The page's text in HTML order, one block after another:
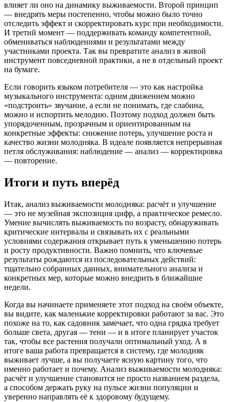
влияет ли оно на динамику выживаемости. Второй принцип
— внедрять меры постепенно, чтобы можно было точно
отследить эффект и скорректировать курс при необходимости.
И третий момент — поддерживать команду компетентной,
обмениваться наблюдениями и результатами между
участниками проекта. Так вы превратите анализ в живой
инструмент повседневной практики, а не в отдельный проект
на бумаге.
Если говорить языком потребителя — это как настройка
музыкального инструмента: одним движением можно
«подстроить» звучание, а если не понимать, где слабина,
можно и испортить мелодию. Поэтому подход должен быть
упорядоченным, прозрачным и ориентированным на
конкретные эффекты: снижение потерь, улучшение роста и
качество жизни молодняка. В идеале появляется непрерывная
петля обслуживания: наблюдение — анализ — корректировка
— повторение.
Итоги и путь вперёд
Итак, анализ выживаемости молодняка: расчёт и улучшение
— это не музейная экспозиция цифр, а практическое ремесло.
Умение вычислять выживаемость по возрасту, обнаруживать
критические интервалы и связывать их с реальными
условиями содержания открывает путь к уменьшению потерь
и росту продуктивности. Важно помнить, что ключевые
результаты рождаются из последовательных действий:
тщательно собранных данных, внимательного анализа и
конкретных мер, которые можно внедрить в ближайшие
недели.
Когда вы начинаете применяете этот подход на своём объекте,
вы видите, как маленькие корректировки работают за вас. Это
похоже на то, как садовник замечает, что одна грядка требует
больше света, другая — тени — и в итоге планирует участок
так, чтобы все растения получали оптимальный уход. А в
итоге ваша работа превращается в систему, где молодняк
выживает лучше, а вы получаете ясную картину того, что
именно работает и почему. Анализ выживаемости молодняка:
расчёт и улучшение становится не просто названием раздела,
а способом держать руку на пульсе жизни популяции и
уверенно направлять её к здоровому будущему.